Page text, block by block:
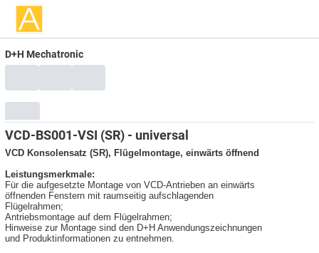
D+H Mechatronic
VCD-BS001-VSI (SR) - universal
VCD Konsolensatz (SR), Flügelmontage, einwärts öffnend
Leistungsmerkmale:
Für die aufgesetzte Montage von VCD-Antrieben an einwärts
öffnenden Fenstern mit raumseitig aufschlagenden
Flügelrahmen;
Antriebsmontage auf dem Flügelrahmen;
Hinweise zur Montage sind den D+H Anwendungszeichnungen
und Produktinformationen zu entnehmen.